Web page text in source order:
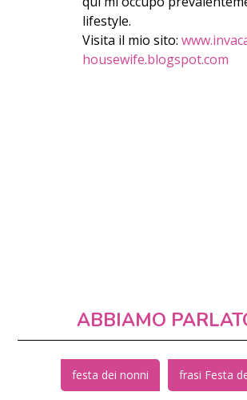
lifestyle.
Visita il mio sito:
housewife.blogspot.com
ABBIAMO
festa dei nonni frasi Festa